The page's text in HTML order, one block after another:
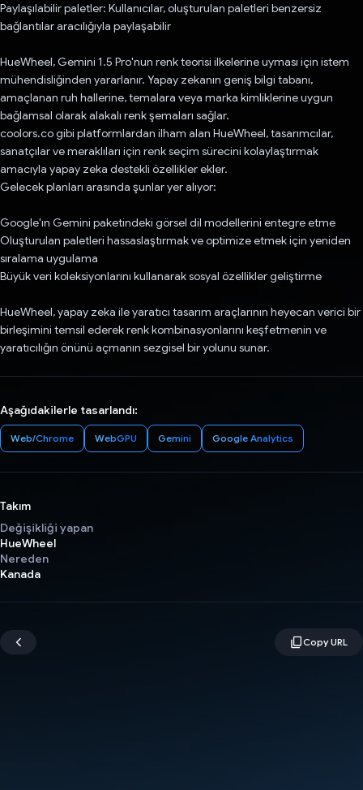
Paylaşılabilir paletler: Kullanıcılar, oluşturulan paletleri benzersiz
bağlantılar aracılığıyla paylaşabilir
HueWheel, Gemini 1.5 Pro'nun renk teorisi ilkelerine uyması için istem
mühendisliğinden yararlanır. Yapay zekanın geniş bilgi tabanı,
amaçlanan ruh hallerine, temalara veya marka kimliklerine uygun
bağlamsal olarak alakalı renk şemaları sağlar.
coolors.co gibi platformlardan ilham alan HueWheel, tasarımcılar,
sanatçılar ve meraklıları için renk seçim sürecini kolaylaştırmak
amacıyla yapay zeka destekli özellikler ekler.
Gelecek planları arasında şunlar yer alıyor:
Google'ın Gemini paketindeki görsel dil modellerini entegre etme
Oluşturulan paletleri hassaslaştırmak ve optimize etmek için yeniden
sıralama uygulama
Büyük veri koleksiyonlarını kullanarak sosyal özellikler geliştirme
HueWheel, yapay zeka ile yaratıcı tasarım araçlarının heyecan verici bir
birleşimini temsil ederek renk kombinasyonlarını keşfetmenin ve
yaratıcılığın önünü açmanın sezgisel bir yolunu sunar.
Aşağıdakilerle tasarlandı:
Web/Chrome WebGPU Gemini Google Analytics
Takım
Değişikliği yapan
HueWheel
Nereden
Kanada